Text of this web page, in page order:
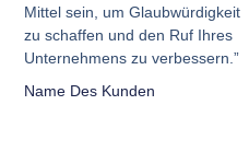
Mittel sein, um Glaubwürdigkeit
zu schaffen und den Ruf Ihres
Unternehmens zu verbessern.”
Name Des Kunden